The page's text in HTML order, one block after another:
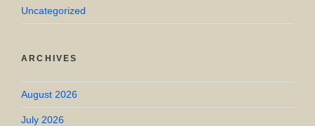
Uncategorized
ARCHIVES
August 2026
July 2026